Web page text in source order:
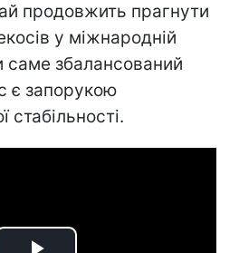
продовжить прагнути
у міжнародній
саме збалансований
є запорукою
стабільності.